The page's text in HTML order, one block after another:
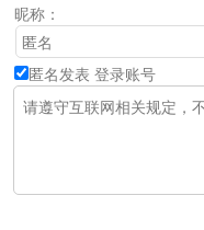
昵称：
匿名发表 登录账号